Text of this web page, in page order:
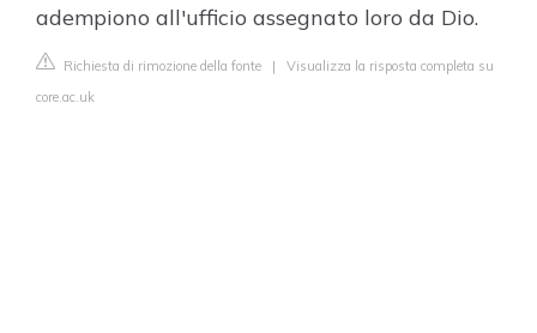
adempiono all'ufficio assegnato loro da Dio.
Richiesta di rimozione della fonte | Visualizza la risposta completa su
core.ac.uk